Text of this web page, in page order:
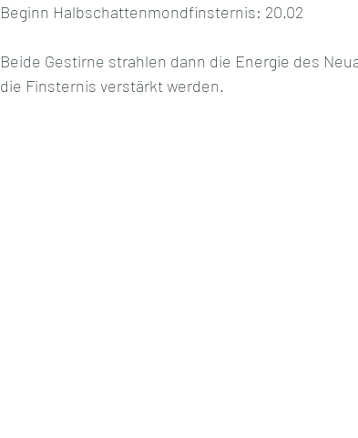
Beginn Halbschattenmondfinsternis: 20.02
Beide Gestirne strahlen dann die Energie des
die Finsternis verstärkt werden.